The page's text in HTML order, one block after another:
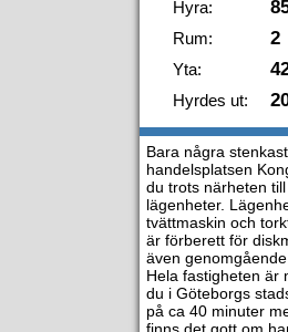
Hyra:
Rum: 2
Yta:
Hyrdes ut:
Bara några
handelsplatsen
du trots närheten
lägenheter.
tvättmaskin och
är förberett för
även
Hela fastigheten är
du i Göteborgs
på ca 40 minuter